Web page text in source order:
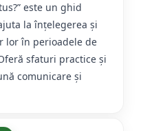
este un ghid
la înțelegerea și
lor în perioadele de
sfaturi practice și
comunicare și